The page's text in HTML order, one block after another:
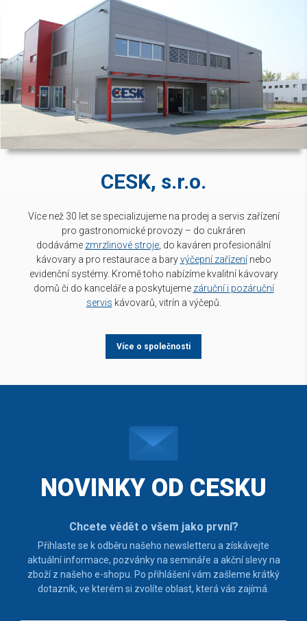
CESK, s.r.o.
Více než 30 let se specializujeme na prodej a servis zařízení
pro gastronomické provozy – do cukráren
dodáváme zmrzlinové stroje , do kaváren profesionální
kávovary a pro restaurace a baryvýčepní zařízenínebo
evidenční systémy. Kromě toho nabízíme kvalitní kávovary
domů či do kanceláře a poskytujeme záruční i pozáruční
servis kávovarů, vitrín a výčepů.
Více o společnosti
NOVINKY OD CESKU
Chcete vědět o všem jako první?
Přihlaste se k odběru našeho newsletteru a získávejte
aktuální informace, pozvánky na semináře a akční slevy na
zboží z našeho e-shopu. Po přihlášení vám zašleme krátký
dotazník, ve kterém si zvolíte oblast, která vás zajímá.